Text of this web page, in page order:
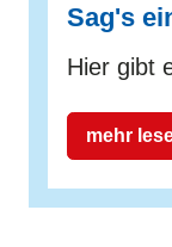
Sag's
Hier gibt
mehr